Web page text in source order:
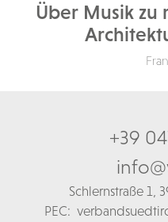
Über Musik zu
+39
Schlernstraße 1,
PEC: